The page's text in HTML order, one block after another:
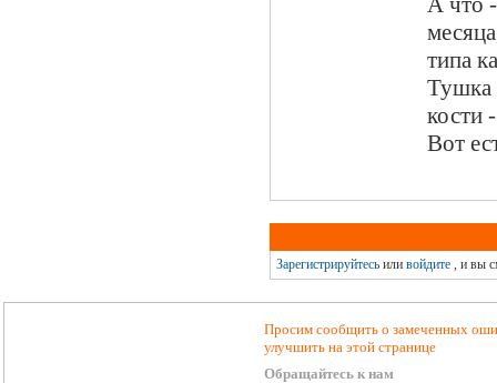
типа
Тушка
кости
Вот
Зарегистрируйтесьили войдите, и вы
Просим сообщить о замеченных
улучшить на этой странице
Обращайтесь к нам